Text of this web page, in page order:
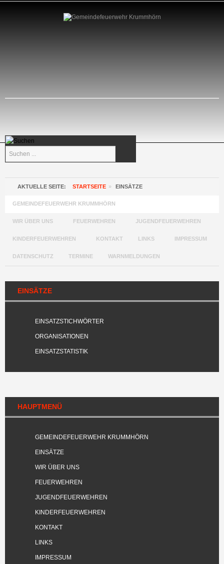
AKTUELLE SEITE: STARTSEITE » EINSÄTZE
GEMEINDEFEUERWEHR KRUMMHÖRN
WIR ÜBER UNS FEUERWEHREN JUGENDFEUERWEHREN
KINDERFEUERWEHREN KONTAKT LINKS IMPRESSUM
DATENSCHUTZ TERMINE WARNMELDUNGEN
EINSÄTZE
EINSATZSTICHWÖRTER
ORGANISATIONEN
EINSATZSTATISTIK
HAUPTMENÜ
GEMEINDEFEUERWEHR KRUMMHÖRN
EINSÄTZE
WIR ÜBER UNS
FEUERWEHREN
JUGENDFEUERWEHREN
KINDERFEUERWEHREN
KONTAKT
LINKS
IMPRESSUM